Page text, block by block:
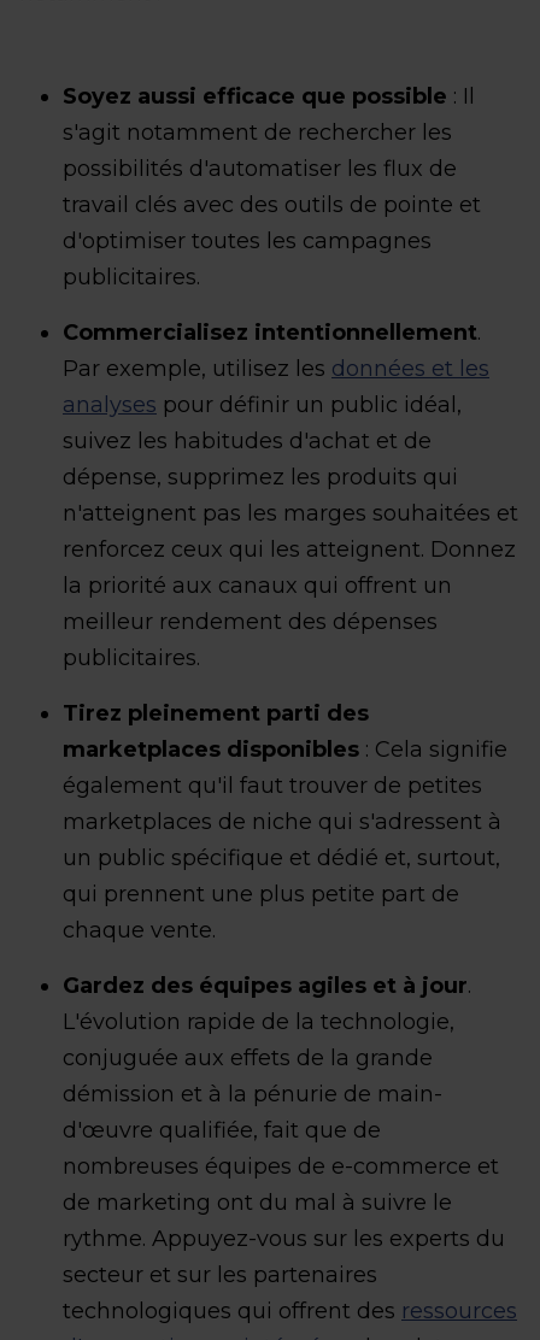
Soyez aussi efficace que possible : Il
s'agit notamment de rechercher les
possibilités d'automatiser les flux de
travail clés avec des outils de pointe et
d'optimiser toutes les campagnes
publicitaires.
Commercialisez intentionnellement.
Par exemple, utilisez les données et les
analyses pour définir un public idéal,
suivez les habitudes d'achat et de
dépense, supprimez les produits qui
n'atteignent pas les marges souhaitées et
renforcez ceux qui les atteignent. Donnez
la priorité aux canaux qui offrent un
meilleur rendement des dépenses
publicitaires.
Tirez pleinement parti des
marketplaces disponibles : Cela signifie
également qu'il faut trouver de petites
marketplaces de niche qui s'adressent à
un public spécifique et dédié et, surtout,
qui prennent une plus petite part de
chaque vente.
Gardez des équipes agiles et à jour.
L'évolution rapide de la technologie,
conjuguée aux effets de la grande
démission et à la pénurie de main-
d'œuvre qualifiée, fait que de
nombreuses équipes de e-commerce et
de marketing ont du mal à suivre le
rythme. Appuyez-vous sur les experts du
secteur et sur les partenaires
technologiques qui offrent des ressources